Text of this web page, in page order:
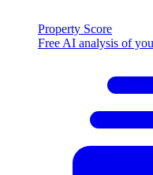
Property Score
Free AI analysis of